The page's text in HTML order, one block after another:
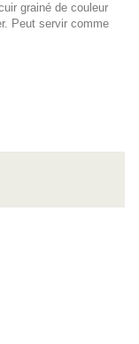
grainé de couleur
Peut servir comme